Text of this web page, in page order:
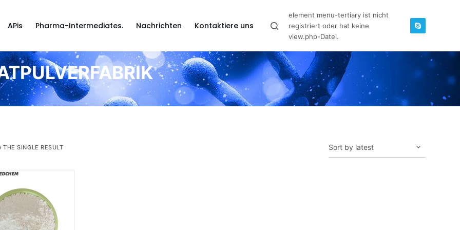
APis Pharma-Intermediates. Nachrichten Kontaktiere uns
element menu-tertiary ist nicht
registriert oder hat keine
view.php-Datei.
THE SINGLE RESULT